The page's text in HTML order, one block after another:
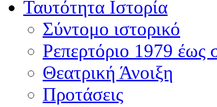
Ταυτότητα Ιστορία
Σύντομο ιστορικό
Ρεπερτόριο 1979 έως
Θεατρική Άνοιξη
Προτάσεις